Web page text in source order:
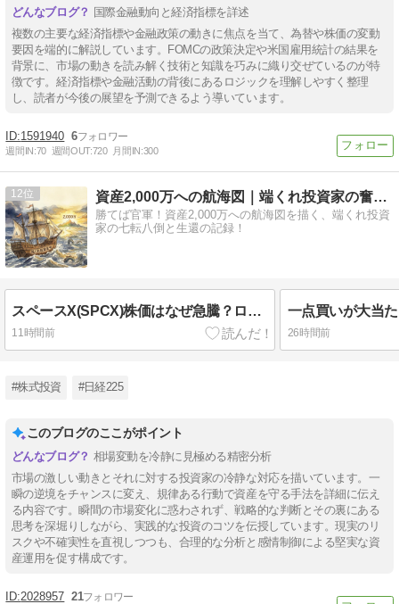
国際金融動向と経済指標を詳述
複数の主要な経済指標や金融政策の動きに焦点を当て、為替や株価の変動
要因を端的に解説しています。FOMCの政策決定や米国雇用統計の結果を
背景に、市場の動きを読み解く技術と知識を巧みに織り交ぜているのが特
徴です。経済指標や金融活動の背後にあるロジックを理解しやすく整理
し、読者が今後の展望を予測できるよう導いています。
1591940 6
週間IN:70 週間OUT:720 月間IN:300
12 資産2,000万への航海図｜端くれ投資家の奮闘記
勝てば官軍！資産2,000万への航海図を描く、端くれ投資
家の七転八倒と生還の記録！
スペースX(SPCX)株価はなぜ急騰？ロックアップ解除で110.25ドル買い、専門家の警告を覆した実録
11時間前 26時間前
#株式投資 #日経225
このブログのここがポイント
相場変動を冷静に見極める精密分析
市場の激しい動きとそれに対する投資家の冷静な対応を描いています。一
瞬の逆境をチャンスに変え、規律ある行動で資産を守る手法を詳細に伝え
る内容です。瞬間の市場変化に惑わされず、戦略的な判断とその裏にある
思考を深堀りしながら、実践的な投資のコツを伝授しています。現実のリ
スクや不確実性を直視しつつも、合理的な分析と感情制御による堅実な資
産運用を促す構成です。
2028957 21